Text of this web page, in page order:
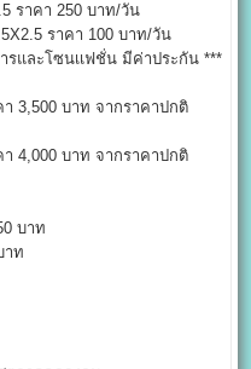
ราคา 250 บาท/วัน
ราคา 100 บาท/วัน
รและโซนเเฟชั่น มีค่าประกัน ***
3,500 บาท จากราคาปกติ
4,000 บาท จากราคาปกติ
บาท
าท